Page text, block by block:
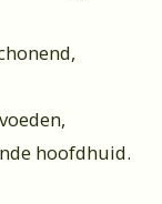
hoofdhuid.